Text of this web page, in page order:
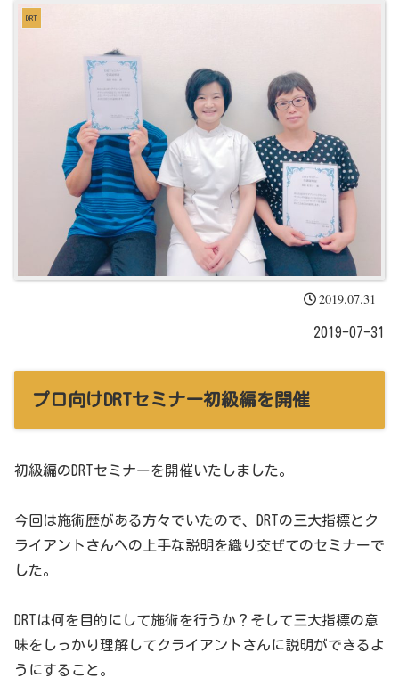
DRT
2019.07.31
2019-07-31
プロ向けDRTセミナー初級編を開催
初級編のDRTセミナーを開催いたしました。
今回は施術歴がある方々でいたので、DRTの三大指標とク
ライアントさんへの上手な説明を織り交ぜてのセミナーで
した。
DRTは何を目的にして施術を行うか？そして三大指標の意
味をしっかり理解してクライアントさんに説明ができるよ
うにすること。